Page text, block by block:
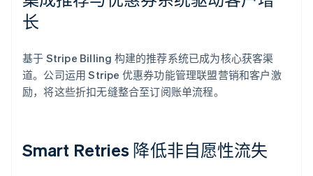
长
基于 Stripe Billing 构建的推荐系统已成为核心获客渠
道。公司运用 Stripe 优惠券功能管理联盟营销和客户激
励，将这些折扣无缝整合至订阅账单流程。
Smart Retries 降低非自愿性流失